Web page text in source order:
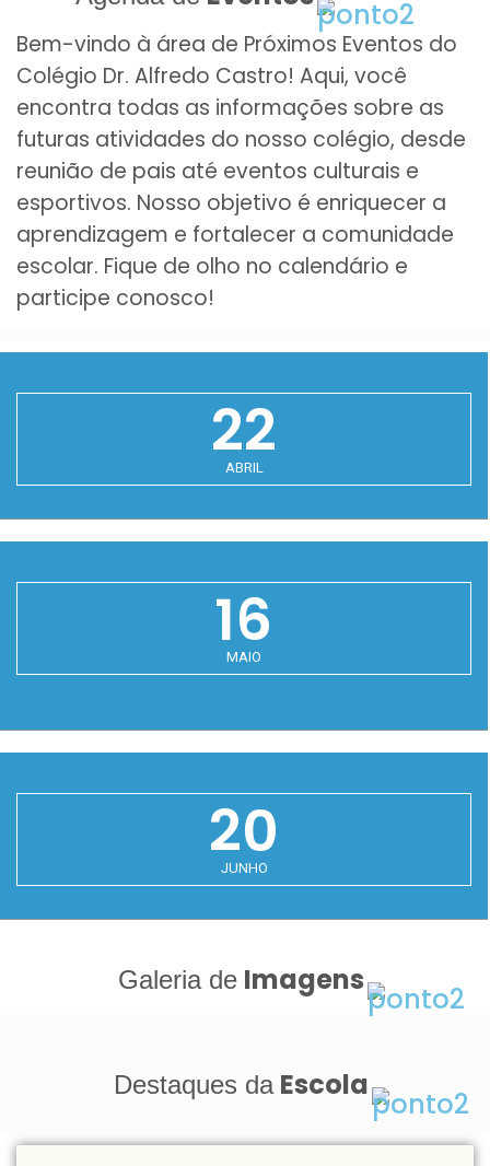
Bem-vindo à área de Próximos Eventos do
Colégio Dr. Alfredo Castro! Aqui, você
encontra todas as informações sobre as
futuras atividades do nosso colégio, desde
reunião de pais até eventos culturais e
esportivos. Nosso objetivo é enriquecer a
aprendizagem e fortalecer a comunidade
escolar. Fique de olho no calendário e
participe conosco!
22
ABRIL
16
MAIO
20
JUNHO
Galeria de Imagens
Destaques da Escola